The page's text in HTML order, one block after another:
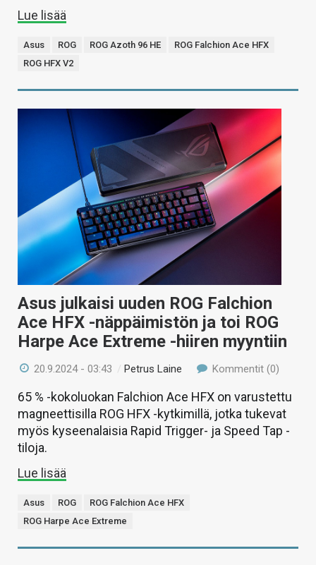
Lue lisää
Asus ROG ROG Azoth 96 HE
ROG Falchion Ace HFX
ROG HFX V2
Asus julkaisi uuden ROG Falchion
Ace HFX -näppäimistön ja toi ROG
Harpe Ace Extreme -hiiren myyntiin
20.9.2024 - 03:43 /Petrus Laine Kommentit (0)
65 % -kokoluokan Falchion Ace HFX on varustettu
magneettisilla ROG HFX -kytkimillä, jotka tukevat
myös kyseenalaisia Rapid Trigger- ja Speed Tap -
tiloja.
Lue lisää
Asus ROG
ROG Falchion Ace HFX
ROG Harpe Ace Extreme